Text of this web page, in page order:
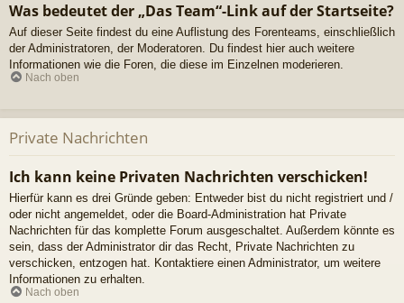
Was bedeutet der „Das Team“-Link auf der Startseite?
Auf dieser Seite findest du eine Auflistung des Forenteams, einschließlich
der Administratoren, der Moderatoren. Du findest hier auch weitere
Informationen wie die Foren, die diese im Einzelnen moderieren.
Nach oben
Private Nachrichten
Ich kann keine Privaten Nachrichten verschicken!
Hierfür kann es drei Gründe geben: Entweder bist du nicht registriert und /
oder nicht angemeldet, oder die Board-Administration hat Private
Nachrichten für das komplette Forum ausgeschaltet. Außerdem könnte es
sein, dass der Administrator dir das Recht, Private Nachrichten zu
verschicken, entzogen hat. Kontaktiere einen Administrator, um weitere
Informationen zu erhalten.
Nach oben